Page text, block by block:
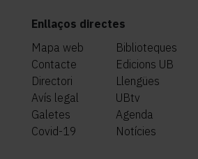
Enllaços directes
Mapa web
Biblioteques
Contacte
Edicions UB
Directori
Llengües
Avís legal
UBtv
Galetes
Agenda
Covid-19
Notícies